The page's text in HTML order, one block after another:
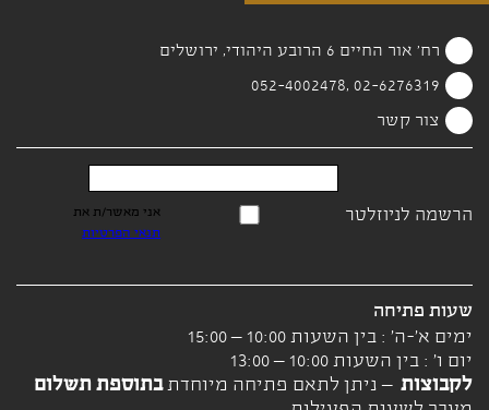
רח' אור החיים 6 הרובע היהודי, ירושלים
02-6276319 ,052-4002478
צור קשר
הרשמה לניוזלטר
אני מאשר/ת את
תנאי הפרטיות
שעות פתיחה
ימים א'-ה' : בין השעות 10:00 – 15:00
יום ו' : בין השעות 10:00 – 13:00
לקבוצות – ניתן לתאם פתיחה מיוחדתבתוספת תשלום